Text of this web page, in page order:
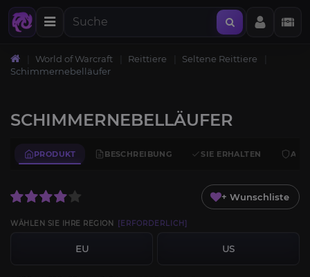
World of Warcraft Reittiere
Seltene Reittiere
Schimmernebelläufer
SCHIMMERNEBELLÄUFER
PRODUKT BESCHREIBUNG SIE ERHALTEN
+ Wunschliste
WÄHLEN SIE IHRE REGION [ERFORDERLICH]
EU US